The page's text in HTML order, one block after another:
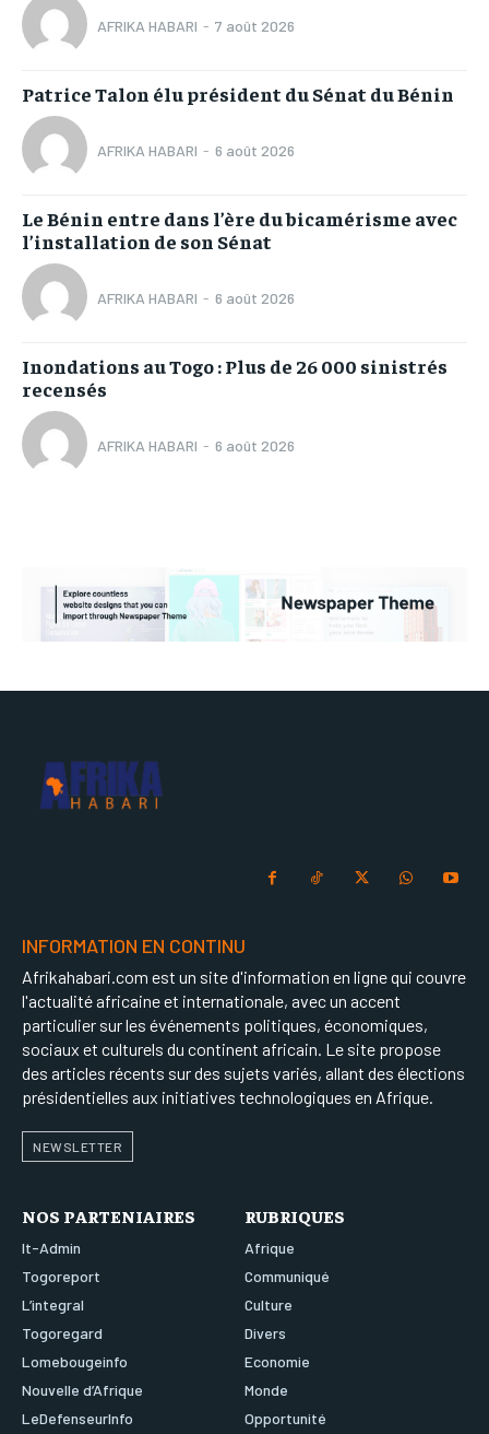
AFRIKA HABARI - 7 août 2026
Patrice Talon élu président du Sénat du Bénin
AFRIKA HABARI - 6 août 2026
Le Bénin entre dans l’ère du bicamérisme avec
l’installation de son Sénat
AFRIKA HABARI - 6 août 2026
Inondations au Togo : Plus de 26 000 sinistrés
recensés
AFRIKA HABARI - 6 août 2026
INFORMATION EN CONTINU
Afrikahabari.com est un site d'information en ligne qui couvre
l'actualité africaine et internationale, avec un accent
particulier sur les événements politiques, économiques,
sociaux et culturels du continent africain. Le site propose
des articles récents sur des sujets variés, allant des élections
présidentielles aux initiatives technologiques en Afrique.
NEWSLETTER
NOS PARTENIAIRES
It-Admin
Togoreport
L’integral
Togoregard
Lomebougeinfo
Nouvelle d’Afrique
LeDefenseurInfo
RUBRIQUES
Afrique
Communiqué
Culture
Divers
Economie
Monde
Opportunité